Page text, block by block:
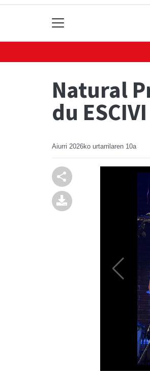
Natural
du
Aiurri 2026ko urtarrilaren 10a